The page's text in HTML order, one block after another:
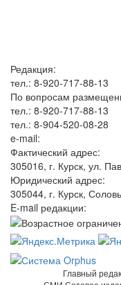
Редакция:
тел.: 8-920-717-88-13
По вопросам
тел.: 8-920-717-88-13
тел.: 8-904-520-08-28
e-mail:
Фактический адрес:
305016, г. Курск, ул.
Юридический адрес:
305044, г. Курск,
E-mail редакции:
Главный